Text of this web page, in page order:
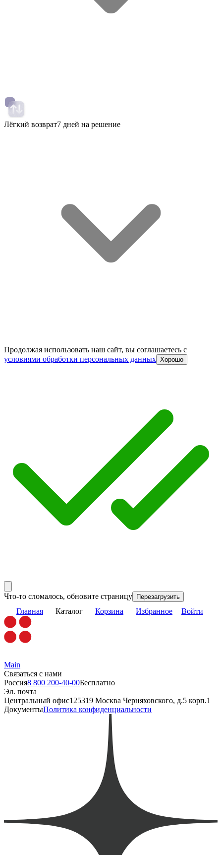
Лёгкий возврат7 дней на решение
Продолжая использовать наш сайт, вы соглашаетесь c
условиями обработки персональных данных Хорошо
Что-то сломалось, обновите страницу Перезагрузить
Главная Каталог Корзина Избранное Войти
Main
Связаться с нами
Россия8 800 200-40-00Бесплатно
Эл. почта
Центральный офис125319 Москва Черняховского, д.5 корп.1
ДокументыПолитика конфиденциальности